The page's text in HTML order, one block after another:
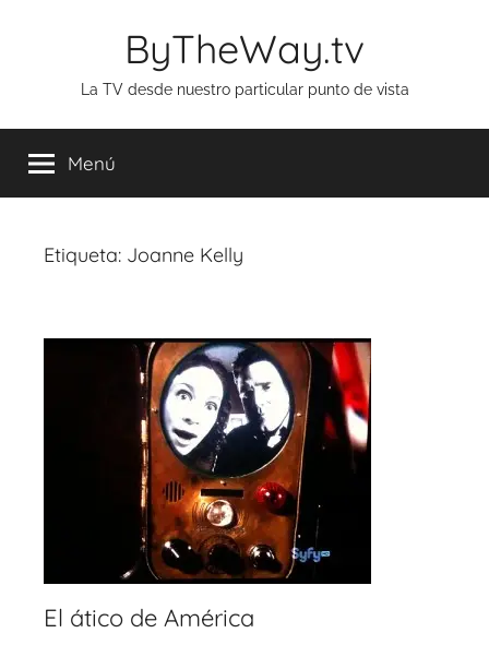
ByTheWay.tv
La TV desde nuestro particular punto de vista
Menú
Etiqueta: Joanne Kelly
El ático de América